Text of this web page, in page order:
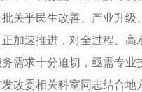
关乎民生改善、产业升级
加速推进，对全过程、高
需求十分迫切，亟需专业
改委相关科室同志结合地